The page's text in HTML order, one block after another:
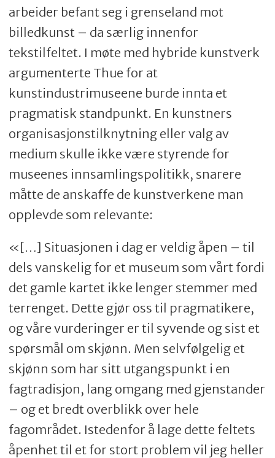
arbeider befant seg i grenseland mot
billedkunst – da særlig innenfor
tekstilfeltet. I møte med hybride kunstverk
argumenterte Thue for at
kunstindustrimuseene burde innta et
pragmatisk standpunkt. En kunstners
organisasjonstilknytning eller valg av
medium skulle ikke være styrende for
museenes innsamlingspolitikk, snarere
måtte de anskaffe de kunstverkene man
opplevde som relevante:
«[…] Situasjonen i dag er veldig åpen – til
dels vanskelig for et museum som vårt fordi
det gamle kartet ikke lenger stemmer med
terrenget. Dette gjør oss til pragmatikere,
og våre vurderinger er til syvende og sist et
spørsmål om skjønn. Men selvfølgelig et
skjønn som har sitt utgangspunkt i en
fagtradisjon, lang omgang med gjenstander
– og et bredt overblikk over hele
fagområdet. Istedenfor å lage dette feltets
åpenhet til et for stort problem vil jeg heller